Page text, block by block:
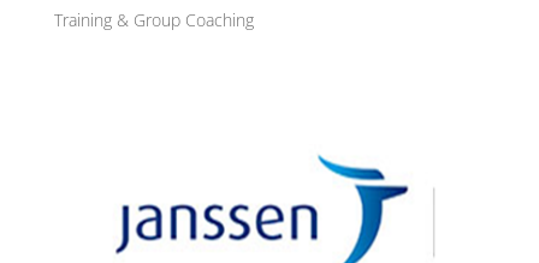
Training & Group Coaching